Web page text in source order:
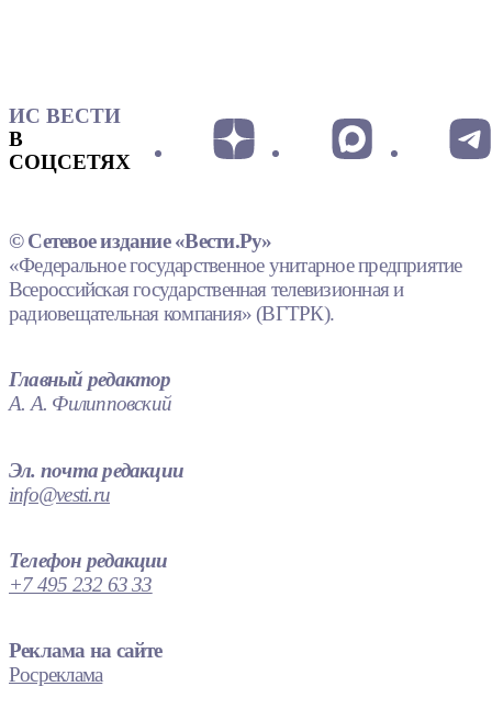
ИС ВЕСТИ
В
СОЦСЕТЯХ
© Сетевое издание «Вести.Ру»
«Федеральное государственное унитарное предприятие
Всероссийская государственная телевизионная и
радиовещательная компания» (ВГТРК).
Главный редактор
А. А. Филипповский
Эл. почта редакции
info@vesti.ru
Телефон редакции
+7 495 232 63 33
Реклама на сайте
Росреклама